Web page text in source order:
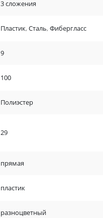
3 сложения
Пластик,Сталь,Фибергласс
9
100
Полиэстер
29
прямая
пластик
разноцветный